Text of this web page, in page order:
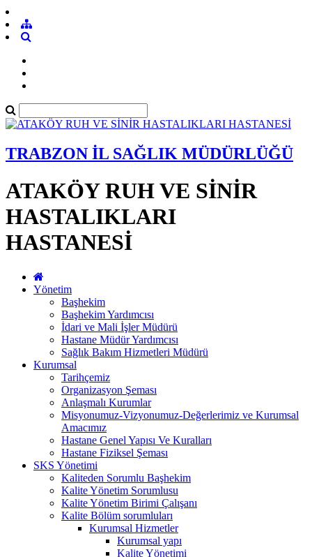
TRABZON İL SAĞLIK MÜDÜRLÜĞÜ
ATAKÖY RUH VE SİNİR
HASTALIKLARI
HASTANESİ
Yönetim
Başhekim
Başhekim Yardımcısı
İdari ve Mali İşler Müdürü
Hastane Müdür Yardımcısı
Sağlık Bakım Hizmetleri Müdürü
Kurumsal
Tarihçemiz
Organizasyon Şeması
Anlaşmalı Kurumlar
Misyonumuz-Vizyonumuz-Değerlerimiz ve Kurumsal
Amacımız
Hastane Genel Yapısı Ve Kuralları
Hastane Fiziksel Şeması
SKS Yönetimi
Kaliteden Sorumlu Başhekim
Kalite Yönetim Sorumlusu
Kalite Yönetim Birimi Çalışanı
Kalite Bölüm sorumluları
Kurumsal Hizmetler
Kurumsal yapı
Kalite Yönetimi